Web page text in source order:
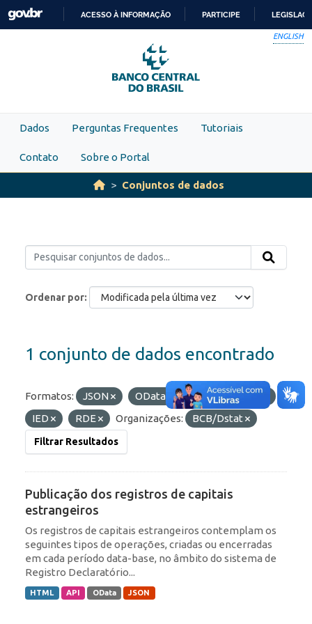
Skip to main content
PARA
O
CONTEÚDO
ACESSO À INFORMAÇÃO PARTICIPE
ENGLISH
Dados Perguntas Frequentes Tutoriais
Contato Sobre o Portal
Conjuntos de dados
Ordenar por
1 conjunto de dados encontrado
Formatos: JSON OData Etiquetas:
ROF
IED
RDE Organizações: BCB/Dstat
Filtrar Resultados
Publicação dos registros de capitais
estrangeiros
Os registros de capitais estrangeiros contemplam os
seguintes tipos de operações, criadas ou encerradas
em cada período data-base, no âmbito do sistema de
Registro Declaratório...
HTML API OData JSON